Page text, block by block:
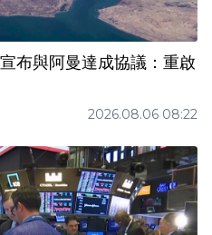
布與阿曼達成協議：重啟
2026.08.06 08:22